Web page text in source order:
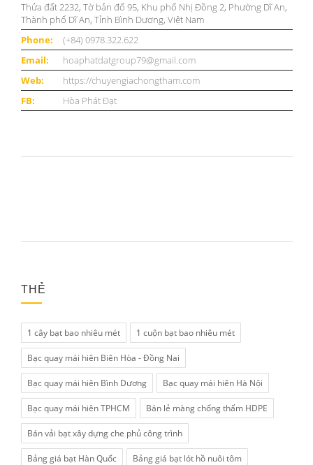
Thửa đất 2232, Tờ bản đố 95, Khu phố Nhị Đồng 2, Phường Dĩ An,
Thành phố Dĩ An, Tỉnh Bình Dương, Việt Nam
Phone:
(+84) 0978.322.622
Email:
hoaphatdatgroup79@gmail.com
Web:
https://chuyengiachongtham.com
FB:
Hòa Phát Đạt
THẺ
1 cây bạt bao nhiêu mét 1 cuộn bạt bao nhiêu mét
Bạc quay mái hiên Biên Hòa - Đồng Nai
Bạc quay mái hiên Bình Dương Bạc quay mái hiên Hà Nội
Bạc quay mái hiên TPHCM Bán lẻ màng chống thấm HDPE
Bán vải bạt xây dựng che phủ công trình
Bảng giá bạt Hàn Quốc Bảng giá bạt lót hồ nuôi tôm